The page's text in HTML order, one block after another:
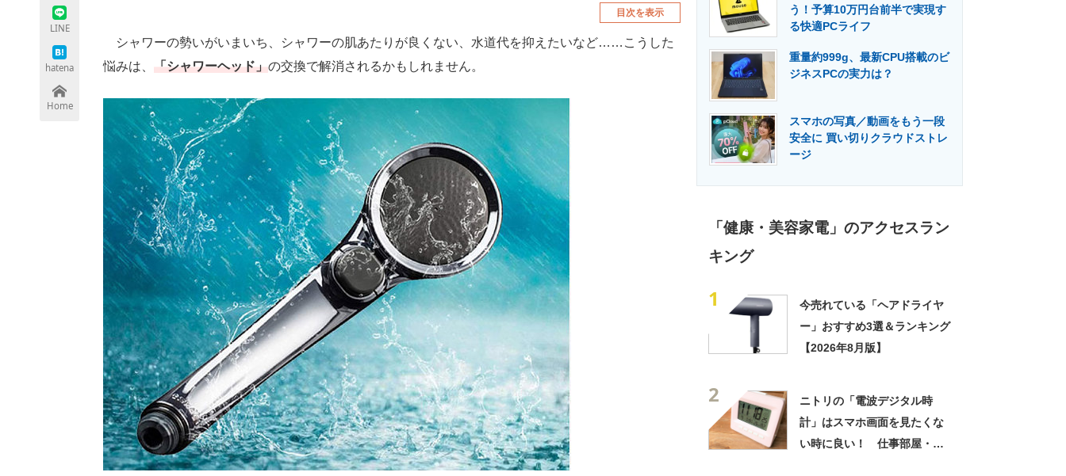
ちょっと気になるネットの話題
LINE
hatena
Home
目次を表示
シャワーの勢いがいまいち、シャワーの肌あたりが良くない、水道代を抑えたいなど……こうした
悩みは、 「シャワーヘッド」の交換で解消されるかもしれません。
う！予算10万円台前半で実現す
る快適PCライフ
重量約999g、最新CPU搭載のビ
ジネスPCの実力は？
スマホの写真／動画をもう一段
安全に 買い切りクラウドストレ
ージ
「健康・美容家電」のアクセスラン
キング
1
今売れている「ヘアドライヤ
ー」おすすめ3選＆ランキング
【2026年8月版】
2
ニトリの「電波デジタル時
計」はスマホ画面を見たくな
い時に良い！ 仕事部屋・寝